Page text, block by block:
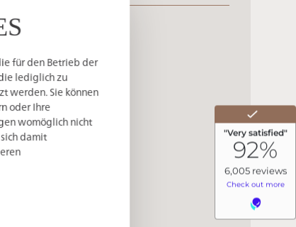
für den Betrieb der
lediglich zu
werden. Sie können
oder Ihre
womöglich nicht
damit